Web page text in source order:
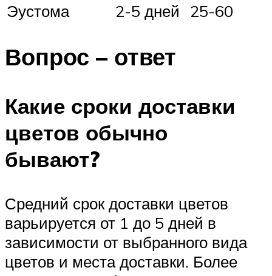
Эустома
2-5 дней 25-60
Вопрос – ответ
Какие сроки доставки
цветов обычно
бывают?
Средний срок доставки цветов
варьируется от 1 до 5 дней в
зависимости от выбранного вида
цветов и места доставки. Более